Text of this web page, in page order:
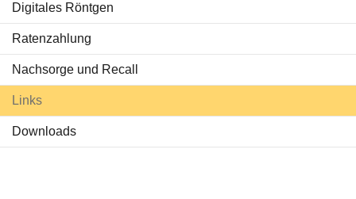
Aktuelles
Digitales Röntgen
Ratenzahlung
Nachsorge und Recall
Links
Downloads